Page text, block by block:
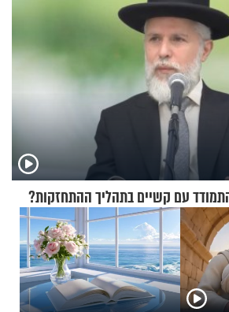
עם קשיים בתהליך ההתחזקות?